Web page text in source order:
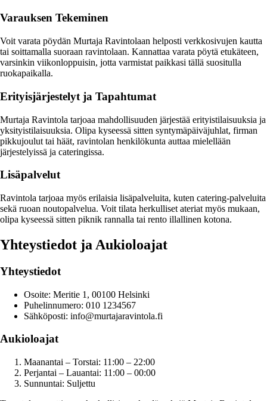
Varauksen Tekeminen
Voit varata pöydän Murtaja Ravintolaan helposti verkkosivujen kautta
tai soittamalla suoraan ravintolaan. Kannattaa varata pöytä etukäteen,
varsinkin viikonloppuisin, jotta varmistat paikkasi tällä suositulla
ruokapaikalla.
Erityisjärjestelyt ja Tapahtumat
Murtaja Ravintola tarjoaa mahdollisuuden järjestää erityistilaisuuksia ja
yksityistilaisuuksia. Olipa kyseessä sitten syntymäpäiväjuhlat, firman
pikkujoulut tai häät, ravintolan henkilökunta auttaa mielellään
järjestelyissä ja cateringissa.
Lisäpalvelut
Ravintola tarjoaa myös erilaisia lisäpalveluita, kuten catering-palveluita
sekä ruoan noutopalvelua. Voit tilata herkulliset ateriat myös mukaan,
olipa kyseessä sitten piknik rannalla tai rento illallinen kotona.
Yhteystiedot ja Aukioloajat
Yhteystiedot
Osoite: Meritie 1, 00100 Helsinki
Puhelinnumero: 010 1234567
Sähköposti: info@murtajaravintola.fi
Aukioloajat
Maanantai – Torstai: 11:00 – 22:00
Perjantai – Lauantai: 11:00 – 00:00
Sunnuntai: Suljettu